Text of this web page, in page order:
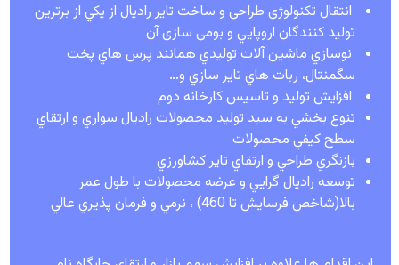
انتقال تکنولوژی طراحی و ساخت تایر راديال از يكي از برترين
توليد كنندگان اروپايي و بومی سازی آن
نوسازي ماشين آلات توليدي همانند پرس هاي پخت
سگمنتال، ربات هاي تاير سازي و…
افزایش تولید و تاسیس کارخانه دوم
تنوع بخشي به سبد توليد محصولات راديال سواري و ارتقاي
سطح كيفي محصولات
بازنگري طراحي و ارتقاي تاير كشاورزي
توسعه راديال گرايي و عرضه محصولات با طول عمر
بالا(شاخص فرسايش تا 460) ، نرمي و فرمان پذيري عالي